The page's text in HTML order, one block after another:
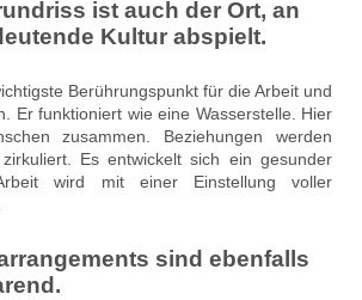
ist auch der Ort, an
Kultur abspielt.
Berührungspunkt für die Arbeit und
Er funktioniert wie eine Wasserstelle. Hier
zusammen. Beziehungen werden
Es entwickelt sich ein gesunder
wird mit einer Einstellung voller
sind ebenfalls